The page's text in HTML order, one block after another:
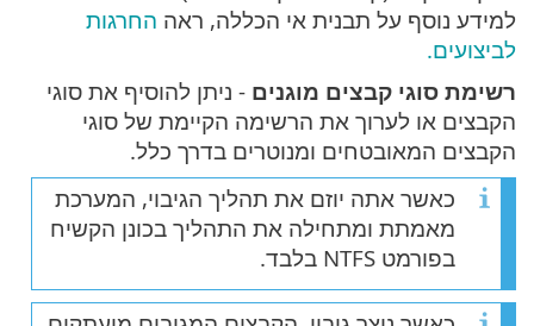
למידע נוסף על תבנית אי הכללה, ראה החרגות
לביצועים.
רשימת סוגי קבצים מוגנים - ניתן להוסיף את סוגי
הקבצים או לערוך את הרשימה הקיימת של סוגי
הקבצים המאובטחים ומנוטרים בדרך כלל.
כאשר אתה יוזם את תהליך הגיבוי, המערכת
מאמתת ומתחילה את התהליך בכונן הקשיח
בפורמט NTFS בלבד.